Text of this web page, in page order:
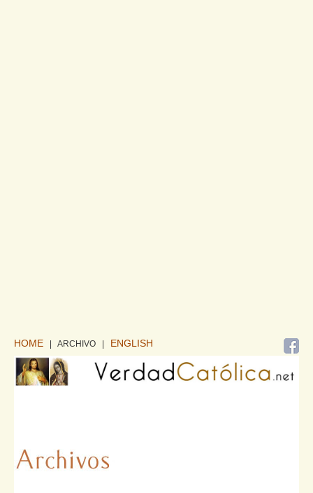
HOME | ARCHIVO ENGLISH